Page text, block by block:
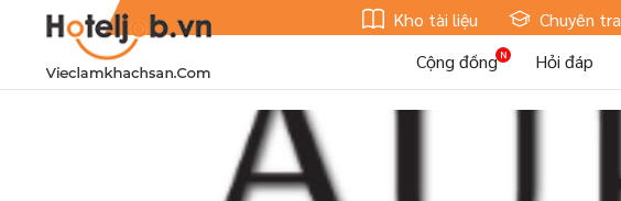
Kho tài liệu Chuyên
Cộng đồng
Hỏi đáp